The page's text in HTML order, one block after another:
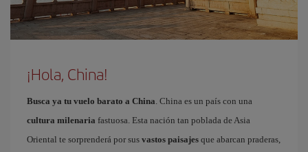
¡Hola, China!
Busca ya tu vuelo barato a China . China es un país con una
cultura milenaria fastuosa. Esta nación tan poblada de Asia
Oriental te sorprenderá por sus vastos paisajes que abarcan praderas,